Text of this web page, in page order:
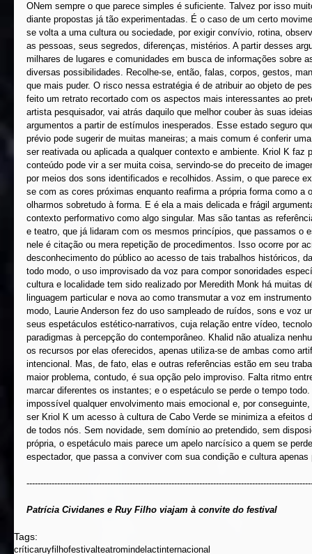
ONem sempre o que parece simples é suficiente. Talvez por isso
diante propostas já tão experimentadas. É o caso de um certo
se volta a uma cultura ou sociedade, por exigir convívio, rotina,
as pessoas, seus segredos, diferenças, mistérios. A partir desses
milhares de lugares e comunidades em busca de informações sobre
diversas possibilidades. Recolhe-se, então, falas, corpos, gestos,
que mais puder. O risco nessa estratégia é de atribuir ao objeto de
feito um retrato recortado com os aspectos mais interessantes ao
artista pesquisador, vai atrás daquilo que melhor couber às suas
argumentos a partir de estímulos inesperados. Esse estado seguro
prévio pode sugerir de muitas maneiras; a mais comum é conferir
ser reativada ou aplicada a qualquer contexto e ambiente. Kriol K
conteúdo pode vir a ser muita coisa, servindo-se do preceito de
por meios dos sons identificados e recolhidos. Assim, o que parece
se com as cores próximas enquanto reafirma a própria forma como
olharmos sobretudo à forma. E é ela a mais delicada e frágil
contexto performativo como algo singular. Mas são tantas as
e teatro, que já lidaram com os mesmos princípios, que passamos o
nele é citação ou mera repetição de procedimentos. Isso ocorre por
desconhecimento do público ao acesso de tais trabalhos históricos,
todo modo, o uso improvisado da voz para compor sonoridades
cultura e localidade tem sido realizado por Meredith Monk há muitas
linguagem particular e nova ao como transmutar a voz em
modo, Laurie Anderson fez do uso sampleado de ruídos, sons e voz
seus espetáculos estético-narrativos, cuja relação entre vídeo,
paradigmas à percepção do contemporâneo. Khalid não atualiza
os recursos por elas oferecidos, apenas utiliza-se de ambas como
intencional. Mas, de fato, elas e outras referências estão em seu
maior problema, contudo, é sua opção pelo improviso. Falta ritmo
marcar diferentes os instantes; e o espetáculo se perde o tempo
impossível qualquer envolvimento mais emocional e, por
ser Kriol K um acesso à cultura de Cabo Verde se minimiza a efeitos
de todos nós. Sem novidade, sem domínio ao pretendido, sem
própria, o espetáculo mais parece um apelo narcísico a quem se
espectador, que passa a conviver com sua condição e cultura
Patrícia Cividanes e Ruy Filho viajam à convite do festival
Tags:
críticaruyfilhofestivalteatromindelactinternacional